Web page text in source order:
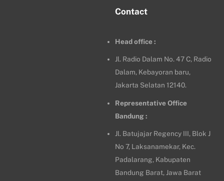
Contact
Head office :
Jl. Radio Dalam No. 47 C, Radio
Dalam, Kebayoran baru,
Jakarta Selatan 12140.
Representative Office
Bandung :
Jl. Batujajar Regency III, Blok J
No 7, Laksanamekar, Kec.
Padalarang, Kabupaten
Bandung Barat, Jawa Barat